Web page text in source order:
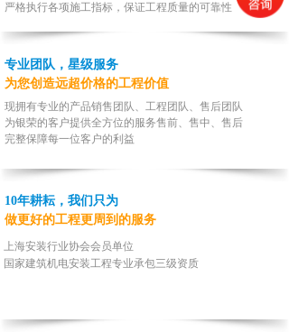
严格执行各项施工指标，保证工程质量的可靠性
专业团队，星级服务
为您创造远超价格的工程价值
现拥有专业的产品销售团队、工程团队、售后团队
为银荣的客户提供全方位的服务售前、售中、售后
完整保障每一位客户的利益
10年耕耘，我们只为
做更好的工程更周到的服务
上海安装行业协会会员单位
国家建筑机电安装工程专业承包三级资质